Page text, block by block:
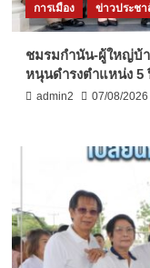
การเมือง ข่าวประช
ชมรมกำนัน-ผู้ใหญ่บ้า
หนุนดำรงตำแหน่ง 5
admin2 07/08/2026